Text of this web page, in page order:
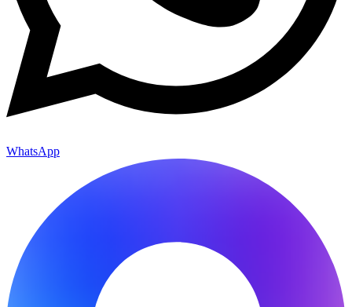
WhatsApp